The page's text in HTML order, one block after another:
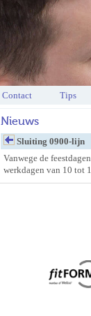
Contact Tips
Nieuws
Sluiting 0900-lijn
Vanwege de
werkdagen van 10 tot